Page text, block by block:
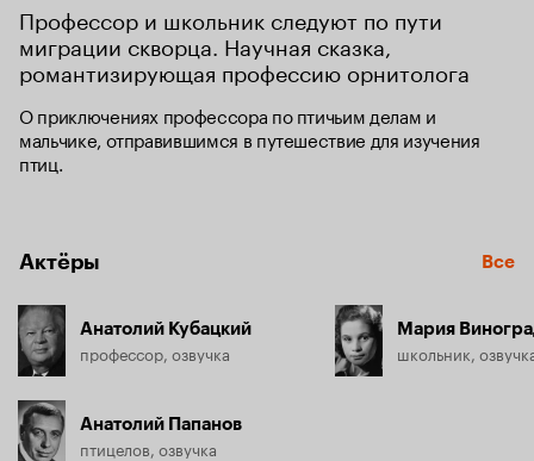
Профессор и школьник следуют по пути
миграции скворца. Научная сказка,
романтизирующая профессию орнитолога
О приключениях профессора по птичьим делам и
мальчике, отправившимся в путешествие для изучения
птиц.
Актёры Все
Анатолий Кубацкий
профессор, озвучка
Анатолий Папанов
птицелов, озвучка
Мария
школьник,